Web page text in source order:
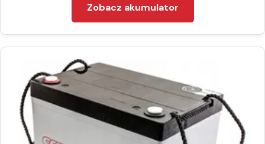
Zobacz akumulator